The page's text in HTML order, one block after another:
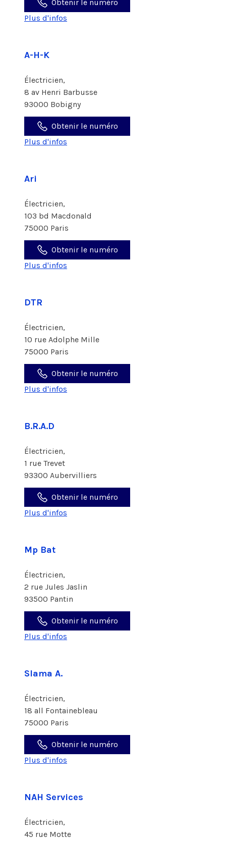
Obtenir le numéro
Plus d'infos
A-H-K
Électricien,
8 av Henri Barbusse
93000 Bobigny
Obtenir le numéro
Plus d'infos
Ari
Électricien,
103 bd Macdonald
75000 Paris
Obtenir le numéro
Plus d'infos
DTR
Électricien,
10 rue Adolphe Mille
75000 Paris
Obtenir le numéro
Plus d'infos
B.R.A.D
Électricien,
1 rue Trevet
93300 Aubervilliers
Obtenir le numéro
Plus d'infos
Mp Bat
Électricien,
2 rue Jules Jaslin
93500 Pantin
Obtenir le numéro
Plus d'infos
Slama A.
Électricien,
18 all Fontainebleau
75000 Paris
Obtenir le numéro
Plus d'infos
NAH Services
Électricien,
45 rue Motte